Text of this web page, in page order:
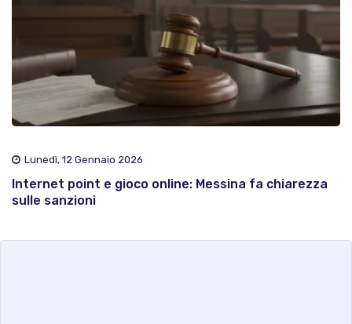
Lunedì, 12 Gennaio 2026
Internet point e gioco online: Messina fa chiarezza
sulle sanzioni